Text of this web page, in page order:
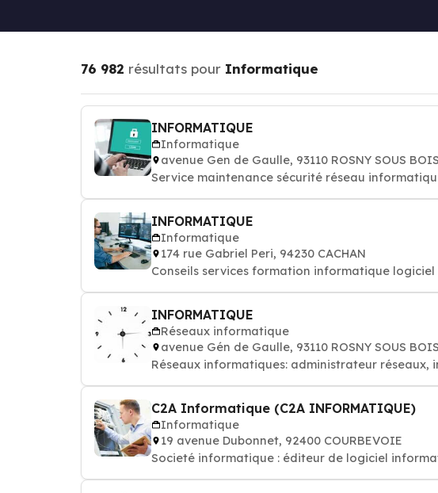
76 982 résultats pour Informatique
INFORMATIQUE
Informatique
avenue Gen de Gaulle, 93110 ROSNY SOUS BOIS
Service maintenance sécurité réseau
INFORMATIQUE
Informatique
174 rue Gabriel Peri, 94230 CACHAN
Conseils services formation informatique
INFORMATIQUE
Réseaux informatique
avenue Gén de Gaulle, 93110 ROSNY SOUS BOIS
Réseaux informatiques: administrateur
C2A Informatique (C2A INFORMATIQUE)
Informatique
19 avenue Dubonnet, 92400 COURBEVOIE
Societé informatique : éditeur de logiciel